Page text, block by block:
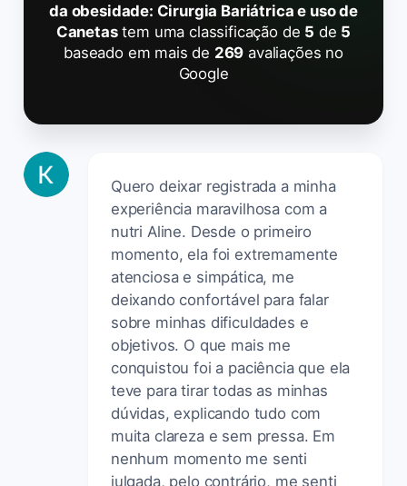
da obesidade: Cirurgia Bariátrica e uso de
Canetastem uma classificação de 5 de 5
baseado em mais de 269 avaliações no
Google
Quero deixar registrada a minha
experiência maravilhosa com a
nutri Aline. Desde o primeiro
momento, ela foi extremamente
atenciosa e simpática, me
deixando confortável para falar
sobre minhas dificuldades e
objetivos. O que mais me
conquistou foi a paciência que ela
teve para tirar todas as minhas
dúvidas, explicando tudo com
muita clareza e sem pressa. Em
nenhum momento me senti
julgada, pelo contrário, me senti